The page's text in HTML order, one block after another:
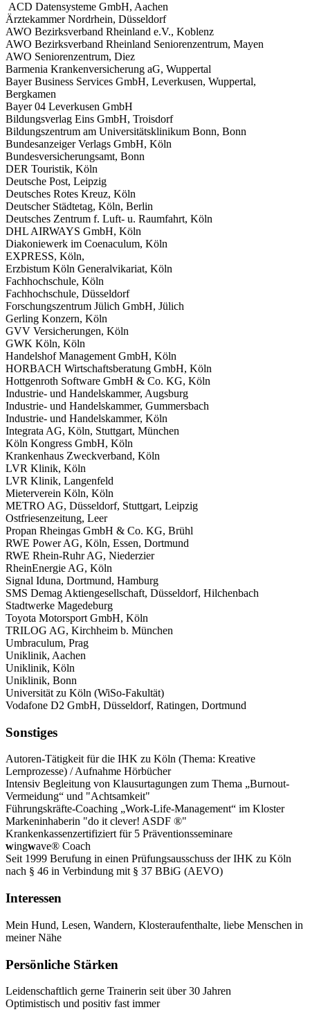
ACD Datensysteme GmbH, Aachen
Ärztekammer Nordrhein, Düsseldorf
AWO Bezirksverband Rheinland e.V., Koblenz
AWO Bezirksverband Rheinland Seniorenzentrum, Mayen
AWO Seniorenzentrum, Diez
Barmenia Krankenversicherung aG, Wuppertal
Bayer Business Services GmbH, Leverkusen, Wuppertal,
Bergkamen
Bayer 04 Leverkusen GmbH
Bildungsverlag Eins GmbH, Troisdorf
Bildungszentrum am Universitätsklinikum Bonn, Bonn
Bundesanzeiger Verlags GmbH, Köln
Bundesversicherungsamt, Bonn
DER Touristik, Köln
Deutsche Post, Leipzig
Deutsches Rotes Kreuz, Köln
Deutscher Städtetag, Köln, Berlin
Deutsches Zentrum f. Luft- u. Raumfahrt, Köln
DHL AIRWAYS GmbH, Köln
Diakoniewerk im Coenaculum, Köln
EXPRESS, Köln,
Erzbistum Köln Generalvikariat, Köln
Fachhochschule, Köln
Fachhochschule, Düsseldorf
Forschungszentrum Jülich GmbH, Jülich
Gerling Konzern, Köln
GVV Versicherungen, Köln
GWK Köln, Köln
Handelshof Management GmbH, Köln
HORBACH Wirtschaftsberatung GmbH, Köln
Hottgenroth Software GmbH & Co. KG, Köln
Industrie- und Handelskammer, Augsburg
Industrie- und Handelskammer, Gummersbach
Industrie- und Handelskammer, Köln
Integrata AG, Köln, Stuttgart, München
Köln Kongress GmbH, Köln
Krankenhaus Zweckverband, Köln
LVR Klinik, Köln
LVR Klinik, Langenfeld
Mieterverein Köln, Köln
METRO AG, Düsseldorf, Stuttgart, Leipzig
Ostfriesenzeitung, Leer
Propan Rheingas GmbH & Co. KG, Brühl
RWE Power AG, Köln, Essen, Dortmund
RWE Rhein-Ruhr AG, Niederzier
RheinEnergie AG, Köln
Signal Iduna, Dortmund, Hamburg
SMS Demag Aktiengesellschaft, Düsseldorf, Hilchenbach
Stadtwerke Magedeburg
Toyota Motorsport GmbH, Köln
TRILOG AG, Kirchheim b. München
Umbraculum, Prag
Uniklinik, Aachen
Uniklinik, Köln
Uniklinik, Bonn
Universität zu Köln (WiSo-Fakultät)
Vodafone D2 GmbH, Düsseldorf, Ratingen, Dortmund
Sonstiges
Autoren-Tätigkeit für die IHK zu Köln (Thema: Kreative
Lernprozesse) / Aufnahme Hörbücher
Intensiv Begleitung von Klausurtagungen zum Thema „Burnout-
Vermeidung“ und "Achtsamkeit"
Führungskräfte-Coaching „Work-Life-Management“ im Kloster
Markeninhaberin "do it clever! ASDF ®"
Krankenkassenzertifiziert für 5 Präventionsseminare
wingwave® Coach
Seit 1999 Berufung in einen Prüfungsausschuss der IHK zu Köln
nach § 46 in Verbindung mit § 37 BBiG (AEVO)
Interessen
Mein Hund, Lesen, Wandern, Klosteraufenthalte, liebe Menschen in
meiner Nähe
Persönliche Stärken
Leidenschaftlich gerne Trainerin seit über 30 Jahren
Optimistisch und positiv fast immer